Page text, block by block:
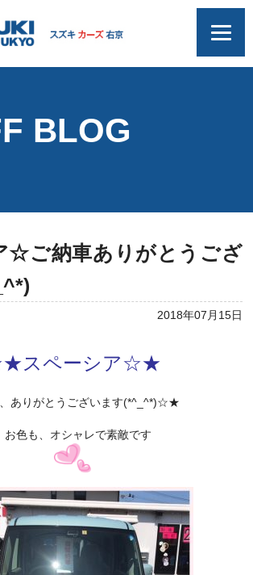
BLOG
☆ご納車ありがとうござ
2018年07月15日
スペーシア☆★
ありがとうございます(*^_^*)☆★
お色も、オシャレで素敵です